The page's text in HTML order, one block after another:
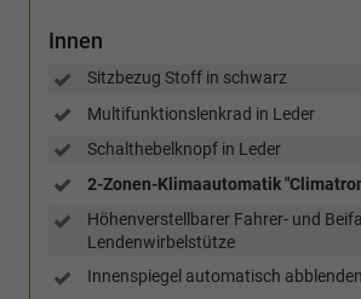
Innen
Sitzbezug Stoff in schwarz
Multifunktionslenkrad in Leder
Schalthebelknopf in Leder
2-Zonen-Klimaautomatik
Höhenverstellbarer Fahrer- und
Lendenwirbelstütze
Innenspiegel automatisch